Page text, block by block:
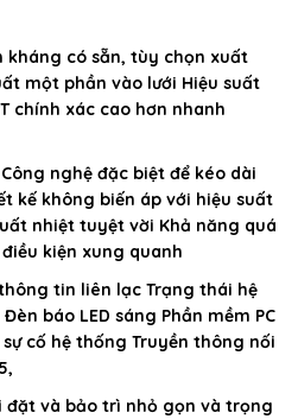
kháng có sẵn, tùy chọn xuất
một phần vào lưới Hiệu suất
chính xác cao hơn nhanh
nghệ đặc biệt để kéo dài
kế không biến áp với hiệu suất
nhiệt tuyệt vời Khả năng quá
kiện xung quanh
tin liên lạc Trạng thái hệ
báo LED sáng Phần mềm PC
cố hệ thống Truyền thông nối
đặt và bảo trì nhỏ gọn và trọng